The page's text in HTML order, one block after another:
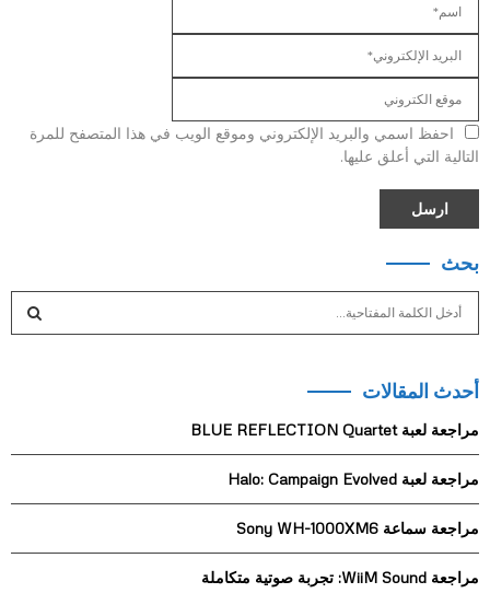
احفظ اسمي والبريد الإلكتروني وموقع الويب في هذا المتصفح للمرة
التالية التي أعلق عليها.
بحث
c
f
r
:
أحدث المقالات
مراجعة لعبة BLUE REFLECTION Quartet
مراجعة لعبة Halo: Campaign Evolved
مراجعة سماعة Sony WH-1000XM6
مراجعة WiiM Sound: تجربة صوتية متكاملة